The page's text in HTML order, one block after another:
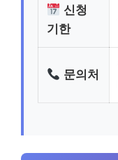
신청
기한
문의처